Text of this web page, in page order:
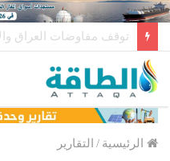
الرئيسية / التقارير